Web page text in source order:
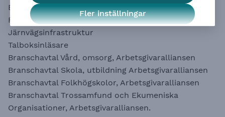
Branschavtal Posten.
Film, TV och Video
Järnvägsinfrastruktur
Talboksinläsare
Branschavtal Vård, omsorg, Arbetsgivaralliansen
Branschavtal Skola, utbildning Arbetsgivaralliansen
Branschavtal Folkhögskolor, Arbetsgivaralliansen
Branschavtal Trossamfund och Ekumeniska
Organisationer, Arbetsgivaralliansen.
Fler inställningar